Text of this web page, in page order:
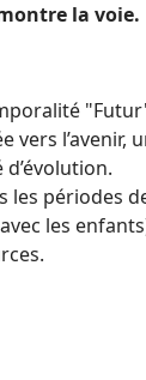
la voie.
l’avenir,
les périodes
les